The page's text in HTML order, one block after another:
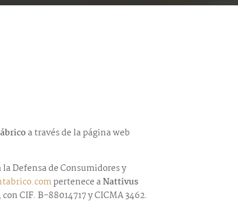
a través de la página web
Defensa de Consumidores y
pertenece aNattivus
CIF. B-88014717 y CICMA 3462.